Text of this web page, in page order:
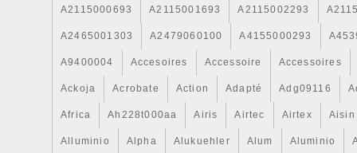
A2115000693 A2115001693 A2115002293
A2465001303 A2479060100 A4155000293
A9400004 Accesoires Accessoire Accessoires
Ackoja Acrobate Action Adapté Adg09116
Africa Ah228t000aa Airis Airtec Airtex Aisin
Alluminio Alpha Alukuehler Alum Aluminio
riterranno accettati. La compravendita è
Per ottenere la fattura, occorre
dell’asta. COME IDENTIFICARE I DATI
di necessità puoi contattarci ai seguenti
verificassero problemi di qualsiasi
FEEDBACK NEUTRO, NEGATIVO O
CONTROVERSIE. Contattaci ed
che risolveremo ogni genere di